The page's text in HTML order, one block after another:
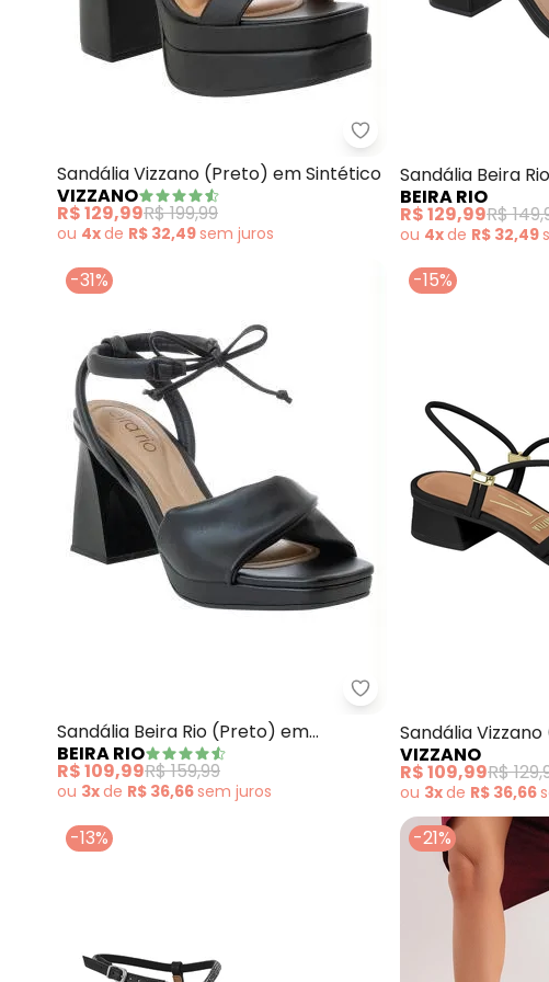
Vizzano - Sandália
Sandália Vizzano (Preto) em Sintético
VIZZANO
R$ 129,99R$ 199,99
ou 4xde R$ 32,49sem juros
Sandália Beira
BEIRA RIO
R$ 129,99R$
ou 4xde R$ 32,49
-31%
Beira Rio - Sandália
Sandália Beira Rio (Preto) em
Sintético
BEIRA RIO
R$ 109,99R$ 159,99
ou 3xde R$ 36,66sem juros
-15%
Sandália
Palmilha Confort
VIZZANO
R$ 109,99R$
ou 3xde R$ 36,66
-13% -21%